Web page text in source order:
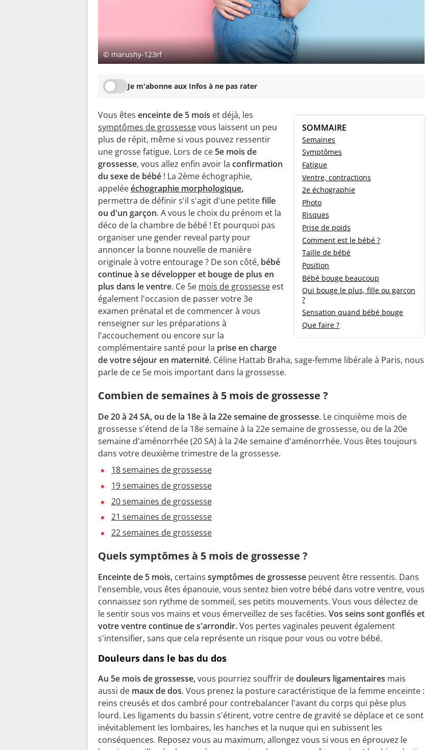
© marushy-123rf
Je m'abonne aux Infos à ne pas rater
SOMMAIRE
Semaines
Symptômes
Fatigue
Ventre, contractions
2e échographie
Photo
Risques
Prise de poids
Comment est le bébé ?
Taille de bébé
Position
Bébé bouge beaucoup
Qui bouge le plus, fille ou garçon
?
Sensation quand bébé bouge
Que faire ?
Vous êtes enceinte de 5 mois et déjà, les
symptômes de grossessevous laissent un peu
plus de répit, même si vous pouvez ressentir
une grosse fatigue. Lors de ce 5e mois de
grossesse, vous allez enfin avoir la confirmation
du sexe de bébé ! La 2ème échographie,
appeléeéchographie morphologique,
permettra de définir s'il s'agit d'une petitefille
ou d'un garçon. A vous le choix du prénom et la
déco de la chambre de bébé ! Et pourquoi pas
organiser une gender reveal party pour
annoncer la bonne nouvelle de manière
originale à votre entourage ? De son côté, bébé
continue à se développer et bouge de plus en
plus dans le ventre. Ce 5e mois de grossesse est
également l'occasion de passer votre 3e
examen prénatal et de commencer à vous
renseigner sur les préparations à
l'accouchement ou encore sur la
complémentaire santé pour la prise en charge
de votre séjour en maternité. Céline Hattab Braha, sage-femme libérale à Paris, nous
parle de ce 5e mois important dans la grossesse.
Combien de semaines à 5 mois de grossesse ?
De 20 à 24 SA, ou de la 18e à la 22e semaine de grossesse. Le cinquième mois de
grossesse s'étend de la 18e semaine à la 22e semaine de grossesse, ou de la 20e
semaine d'aménorrhée (20 SA) à la 24e semaine d'aménorrhée. Vous êtes toujours
dans votre deuxième trimestre de la grossesse.
18 semaines de grossesse
19 semaines de grossesse
20 semaines de grossesse
21 semaines de grossesse
22 semaines de grossesse
Quels symptômes à 5 mois de grossesse ?
Enceinte de 5 mois, certains symptômes de grossesse peuvent être ressentis. Dans
l'ensemble, vous êtes épanouie, vous sentez bien votre bébé dans votre ventre, vous
connaissez son rythme de sommeil, ses petits mouvements. Vous vous délectez de
le sentir sous vos mains et vous émerveillez de ses facéties. Vos seins sont gonflés et
votre ventre continue de s'arrondir.Vos pertes vaginales peuvent également
s'intensifier, sans que cela représente un risque pour vous ou votre bébé.
Douleurs dans le bas du dos
Au 5e mois de grossesse,vous pourriez souffrir dedouleurs ligamentaires mais
aussi de maux de dos. Vous prenez la posture caractéristique de la femme enceinte :
reins creusés et dos cambré pour contrebalancer l'avant du corps qui pèse plus
lourd. Les ligaments du bassin s'étirent, votre centre de gravité se déplace et ce sont
inévitablement les lombaires, les hanches et la nuque qui en subissent les
conséquences. Reposez vous au maximum, allongez vous si vous en éprouvez le